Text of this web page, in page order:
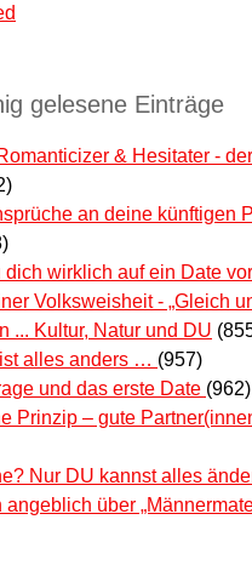
gelesene Einträge
& Hesitater -
an deine künftigen
dich wirklich auf ein Date
Volksweisheit - „Gleich
... Kultur, Natur und DU
alles anders … (957)
und das erste Date (962)
Prinzip – gute
Nur DU kannst alles
angeblich über